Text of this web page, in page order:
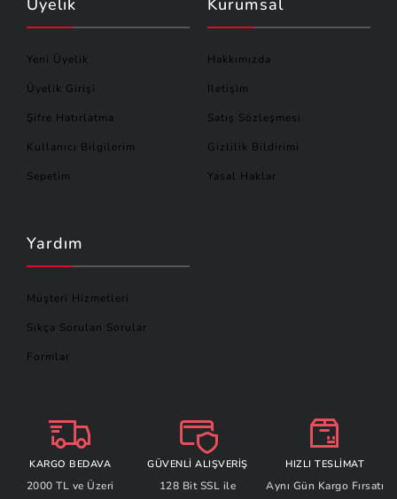
Üyelik
Yeni Üyelik
Üyelik Girişi
Şifre Hatırlatma
Kullanıcı Bilgilerim
Sepetim
Kurumsal
Hakkımızda
İletişim
Satış Sözleşmesi
Gizlilik Bildirimi
Yasal Haklar
Yardım
Müşteri Hizmetleri
Sıkça Sorulan Sorular
Formlar
KARGO BEDAVA
2000 TL ve Üzeri
GÜVENLİ ALIŞVERİŞ
128 Bit SSL ile
HIZLI TESLİMAT
Aynı Gün Kargo Fırsatı